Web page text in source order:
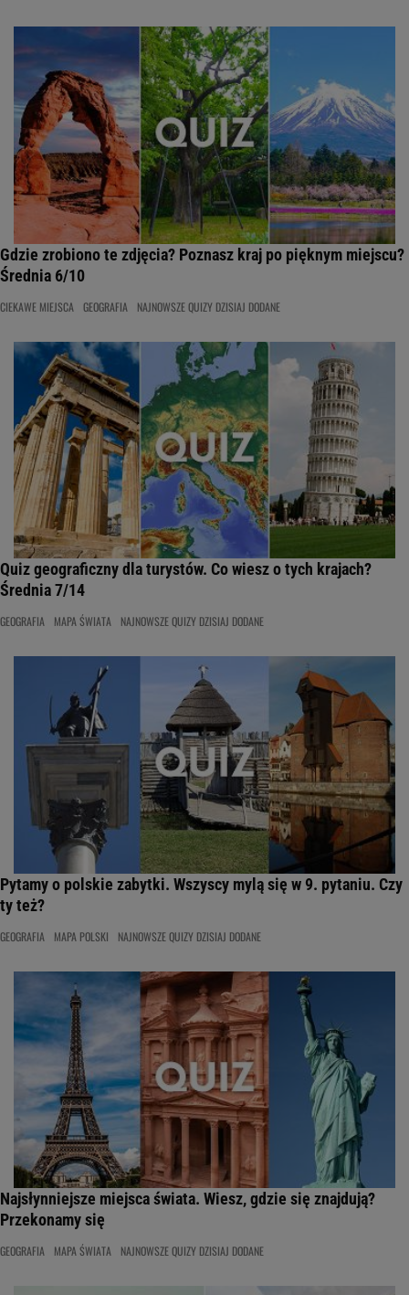
Gdzie zrobiono te zdjęcia? Poznasz kraj po pięknym miejscu?
Średnia 6/10
CIEKAWE MIEJSCA GEOGRAFIA NAJNOWSZE QUIZY DZISIAJ DODANE
Quiz geograficzny dla turystów. Co wiesz o tych krajach?
Średnia 7/14
GEOGRAFIA MAPA ŚWIATA NAJNOWSZE QUIZY DZISIAJ DODANE
Pytamy o polskie zabytki. Wszyscy mylą się w 9. pytaniu. Czy
ty też?
GEOGRAFIA MAPA POLSKI NAJNOWSZE QUIZY DZISIAJ DODANE
Najsłynniejsze miejsca świata. Wiesz, gdzie się znajdują?
Przekonamy się
GEOGRAFIA MAPA ŚWIATA NAJNOWSZE QUIZY DZISIAJ DODANE